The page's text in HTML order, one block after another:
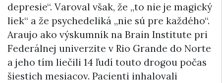
depresie“. Varoval však, že „to nie je magický
liek“ a že psychedeliká „nie sú pre každého“.
Araujo ako výskumník na Brain Institute pri
Federálnej univerzite v Rio Grande do Norte
a jeho tím liečili 14 ľudí touto drogou počas
šiestich mesiacov. Pacienti inhalovali